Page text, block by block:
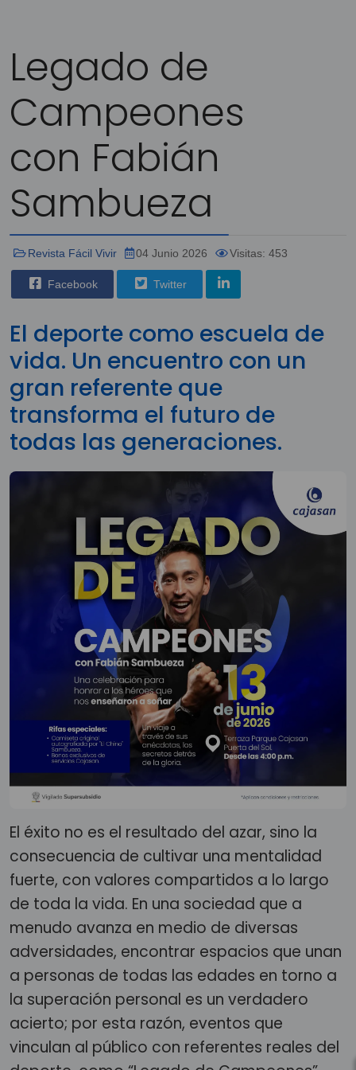
Legado de
Campeones
con Fabián
Sambueza
Revista Fácil Vivir 04 Junio 2026 Visitas: 453
Facebook Twitter
El deporte como escuela de
vida. Un encuentro con un
gran referente que
transforma el futuro de
todas las generaciones.
El éxito no es el resultado del azar, sino la
consecuencia de cultivar una mentalidad
fuerte, con valores compartidos a lo largo
de toda la vida. En una sociedad que a
menudo avanza en medio de diversas
adversidades, encontrar espacios que unan
a personas de todas las edades en torno a
la superación personal es un verdadero
acierto; por esta razón, eventos que
vinculan al público con referentes reales del